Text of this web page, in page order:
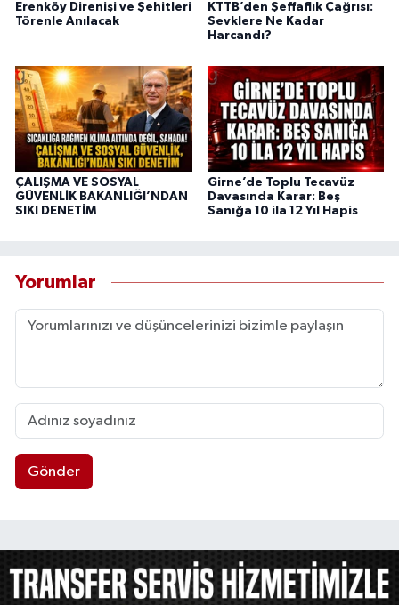
Erenköy Direnişi ve Şehitleri
Törenle Anılacak
KTTB’den Şeffaflık Çağrısı:
Sevklere Ne Kadar
Harcandı?
ÇALIŞMA VE SOSYAL
GÜVENLİK BAKANLIĞI’NDAN
SIKI DENETİM
Girne’de Toplu Tecavüz
Davasında Karar: Beş
Sanığa 10 ila 12 Yıl Hapis
Yorumlar
Gönder